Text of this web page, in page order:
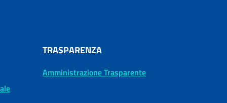
TRASPARENZA
Amministrazione Trasparente